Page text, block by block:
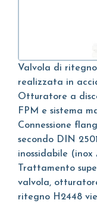
Valvola di
realizzata in
Otturatore a
FPM e sistema
Connessione
secondo DIN
inossidabile (inox
Trattamento
valvola,
ritegno H2448